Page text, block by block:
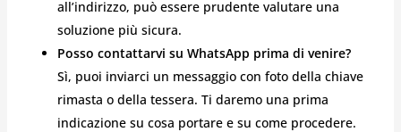
all’indirizzo, può essere prudente valutare una
soluzione più sicura.
Posso contattarvi su WhatsApp prima di venire?
Sì, puoi inviarci un messaggio con foto della chiave
rimasta o della tessera. Ti daremo una prima
indicazione su cosa portare e su come procedere.